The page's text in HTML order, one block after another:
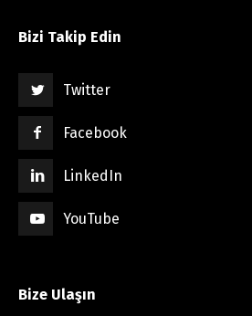
Bizi Takip Edin
Twitter
Facebook
LinkedIn
YouTube
Bize Ulaşın